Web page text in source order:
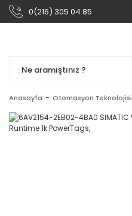
0(216) 305 04 85
Anasayfa Otomasyon Teknolojisi